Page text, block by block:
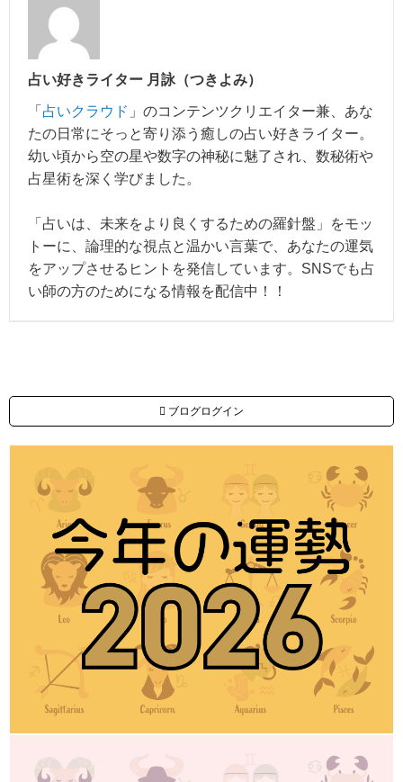
占い好きライター 月詠（つきよみ）
「 占いクラウド 」のコンテンツクリエイター兼、あな
たの日常にそっと寄り添う癒しの占い好きライター。
幼い頃から空の星や数字の神秘に魅了され、数秘術や
占星術を深く学びました。
「占いは、未来をより良くするための羅針盤」をモッ
トーに、論理的な視点と温かい言葉で、あなたの運気
をアップさせるヒントを発信しています。SNSでも占
い師の方のためになる情報を配信中！！
ブログログイン